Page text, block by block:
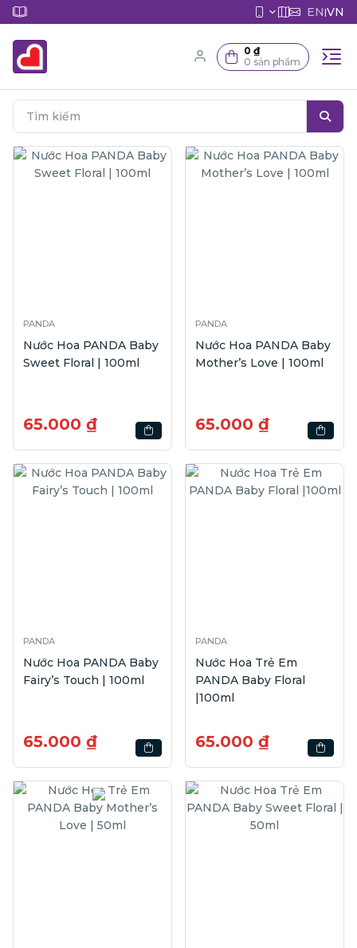
EN|VN
0 ₫
0 sản phẩm
PANDA
Nước Hoa PANDA Baby
Sweet Floral | 100ml
65.000 ₫
PANDA
Nước Hoa PANDA Baby
Mother’s Love | 100ml
65.000 ₫
PANDA
Nước Hoa PANDA Baby
Fairy’s Touch | 100ml
65.000 ₫
PANDA
Nước Hoa Trẻ Em
PANDA Baby Floral
|100ml
65.000 ₫